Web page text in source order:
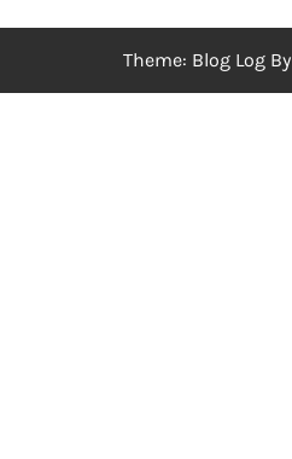
Theme: Blog Log By